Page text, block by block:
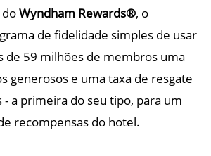
doWyndham Rewards®, o
de fidelidade simples de usar
de 59 milhões de membros uma
generosos e uma taxa de resgate
- a primeira do seu tipo, para um
recompensas do hotel.